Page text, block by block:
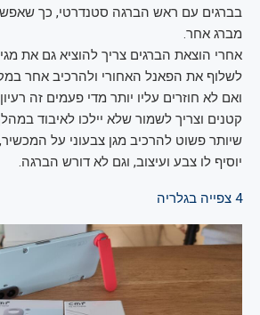
בברגים עם ראש הברגה סטנדרטי, כך
מברג אחר.
לשלוף את הפאנל האחורי ולהרכיב אחר
ואם לא חוזרים עליו יותר מדי פעמים זה
קטנים וצריך לשמור שלא יילכו לאיבוד
שיותר פשוט להרכיב מגן צבעוני על
יוסיף לו צבע ועיצוב, וגם לא דורש הברגה.
4 צפייה בגלריה